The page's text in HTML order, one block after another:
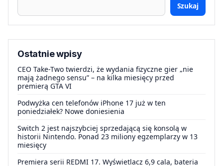
Szukaj
Ostatnie wpisy
CEO Take-Two twierdzi, że wydania fizyczne gier „nie
mają żadnego sensu” – na kilka miesięcy przed
premierą GTA VI
Podwyżka cen telefonów iPhone 17 już w ten
poniedziałek? Nowe doniesienia
Switch 2 jest najszybciej sprzedającą się konsolą w
historii Nintendo. Ponad 23 miliony egzemplarzy w 13
miesięcy
Premiera serii REDMI 17. Wyświetlacz 6,9 cala, bateria